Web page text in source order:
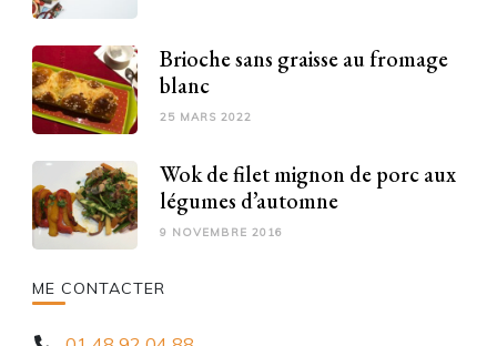
Brioche sans graisse au fromage
blanc
25 MARS 2022
Wok de filet mignon de porc aux
légumes d’automne
9 NOVEMBRE 2016
ME CONTACTER